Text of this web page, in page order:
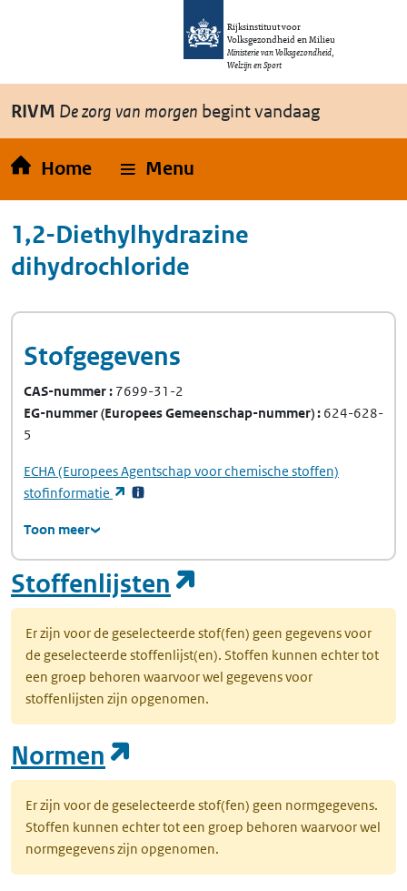
Overslaan en naar de inhoud gaan
Rijksinstituut voor
Volksgezondheid en Milieu
Ministerie van Volksgezondheid,
Welzijn en Sport
RIVM De zorg van morgen begint vandaag
Home Menu
1,2-Diethylhydrazine
dihydrochloride
Stofgegevens
CAS-nummer 7699-31-2
EG-nummer(Europees Gemeenschap-nummer) 624-628-
5
ECHA(Europees Agentschap voor chemische stoffen)
stofinformatie
(opent in een nieuw tabblad)
Toon meer
Stoffenlijsten
Er zijn voor de geselecteerde stof(fen) geen gegevens voor
de geselecteerde stoffenlijst(en). Stoffen kunnen echter tot
een groep behoren waarvoor wel gegevens voor
stoffenlijsten zijn opgenomen.
Normen
Er zijn voor de geselecteerde stof(fen) geen normgegevens.
Stoffen kunnen echter tot een groep behoren waarvoor wel
normgegevens zijn opgenomen.